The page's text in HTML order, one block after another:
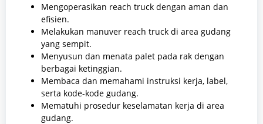
Mengoperasikan reach truck dengan aman dan
efisien.
Melakukan manuver reach truck di area gudang
yang sempit.
Menyusun dan menata palet pada rak dengan
berbagai ketinggian.
Membaca dan memahami instruksi kerja, label,
serta kode-kode gudang.
Mematuhi prosedur keselamatan kerja di area
gudang.